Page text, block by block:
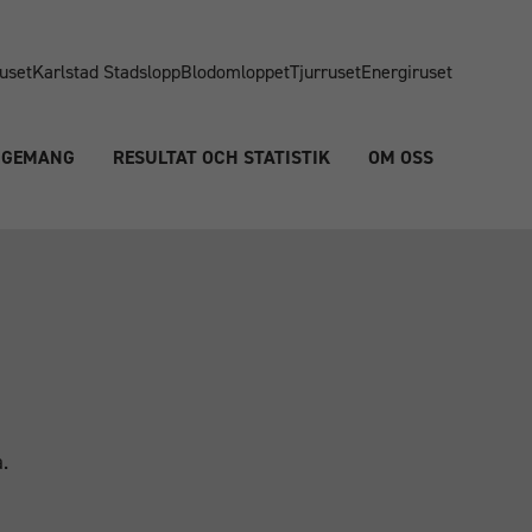
Karlstad StadsloppBlodomloppetTjurrusetEnergiruset
RESULTAT OCH STATISTIK OM OSS